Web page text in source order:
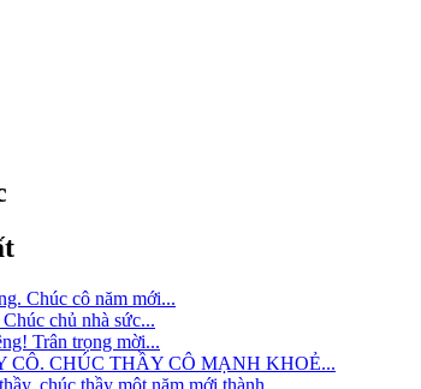
Chúc cô năm mới...
chủ nhà sức...
Trân trọng mời...
CÔ. CHÚC THẦY CÔ MẠNH KHOẺ...